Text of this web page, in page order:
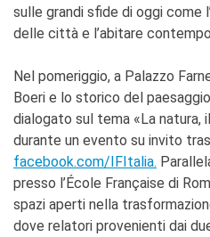
CERCA
sulle grandi sfide di oggi come
delle città e l’abitare
Nel pomeriggio, a Palazzo
Boeri e lo storico del
dialogato sul tema ​«La natura,
durante un evento su invito
facebook.com/IFItalia​.
presso l’École Française di
spazi aperti nella
dove relatori provenienti dai